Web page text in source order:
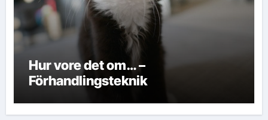
Hur vore det om… –
Förhandlingsteknik